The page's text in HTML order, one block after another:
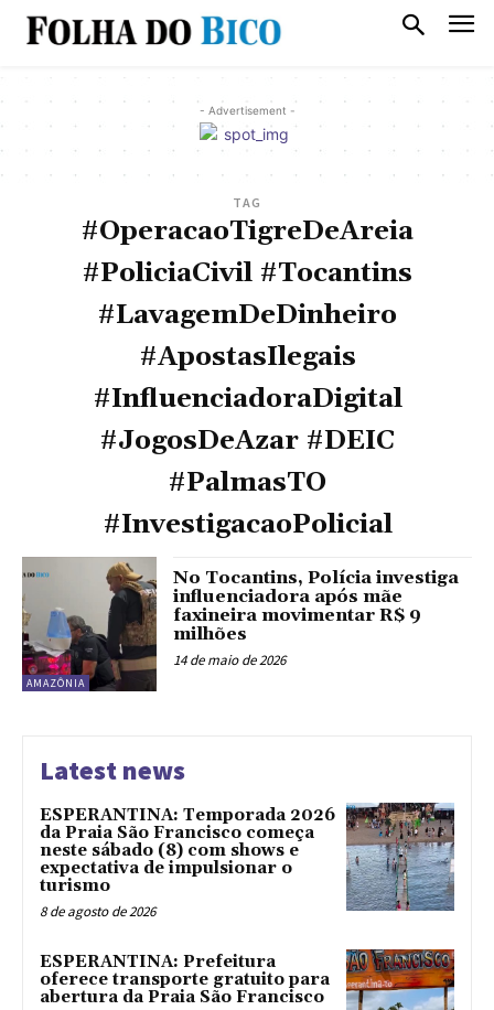
- Advertisement -
TAG
#OperacaoTigreDeAreia
#PoliciaCivil #Tocantins
#LavagemDeDinheiro
#ApostasIlegais
#InfluenciadoraDigital
#JogosDeAzar #DEIC
#PalmasTO
#InvestigacaoPolicial
AMAZÔNIA
No Tocantins, Polícia investiga
influenciadora após mãe
faxineira movimentar R$ 9
milhões
14 de maio de 2026
Latest news
ESPERANTINA: Temporada 2026
da Praia São Francisco começa
neste sábado (8) com shows e
expectativa de impulsionar o
turismo
8 de agosto de 2026
ESPERANTINA: Prefeitura
oferece transporte gratuito para
abertura da Praia São Francisco